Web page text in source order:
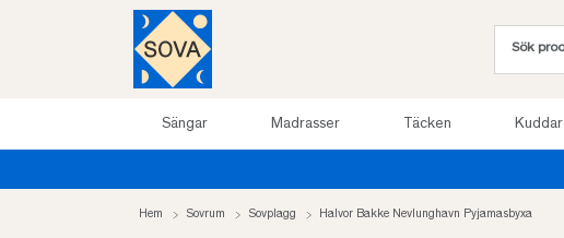
Sängar Madrasser Täcken Kuddar
Hem Sovrum Sovplagg Halvor Bakke Nevlunghavn Pyjamasbyxa